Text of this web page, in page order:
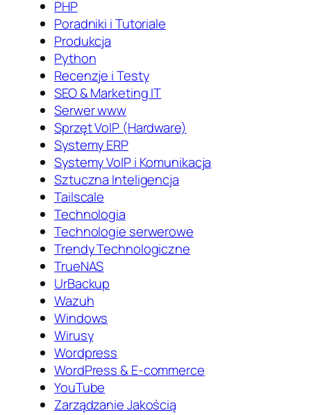
PHP
Poradniki i Tutoriale
Produkcja
Python
Recenzje i Testy
SEO & Marketing IT
Serwer www
Sprzęt VoIP (Hardware)
Systemy ERP
Systemy VoIP i Komunikacja
Sztuczna Inteligencja
Tailscale
Technologia
Technologie serwerowe
Trendy Technologiczne
TrueNAS
UrBackup
Wazuh
Windows
Wirusy
Wordpress
WordPress & E-commerce
YouTube
Zarządzanie Jakością